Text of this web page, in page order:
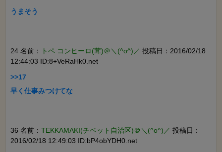
うまそう
24 名前： トペ コンヒーロ(茸)＠＼(^o^)／ 投稿日：2016/02/18
12:44:03 ID:8+VeRaHk0.net
>>17
早く仕事みつけてな
36 名前： TEKKAMAKI(チベット自治区)＠＼(^o^)／ 投稿日：
2016/02/18 12:49:03 ID:bP4obYDH0.net